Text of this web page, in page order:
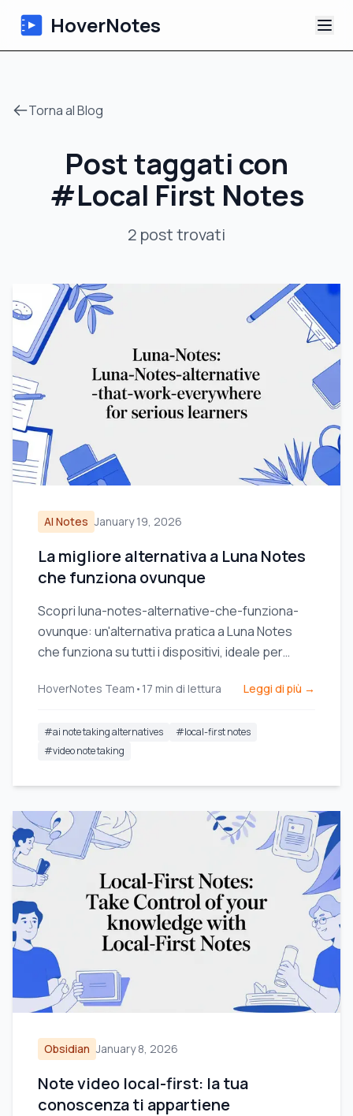
HoverNotes
Appunti Video IA
Tutorial
Torna al Blog
Post taggati con
#Local First Notes
2 posttrovati
AI Notes January 19, 2026
La migliore alternativa a Luna Notes
che funziona ovunque
Scopri luna-notes-alternative-che-funziona-
ovunque: un'alternativa pratica a Luna Notes
che funziona su tutti i dispositivi, ideale per
HoverNotes Team • 17 min di lettura Leggi di più →
#ai note taking alternatives #local-first notes
#video note taking
Obsidian January 8, 2026
Note video local-first: la tua
conoscenza ti appartiene